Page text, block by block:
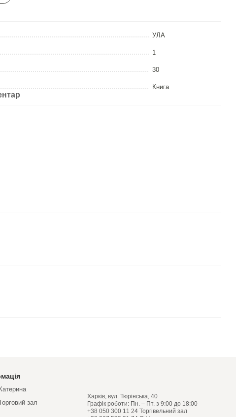
УЛА
1
30
Книга
зал
Харків, вул. Тюрінська, 40
Графік роботи: Пн. – Пт. з 9:00 до 18:00
+38 050 300 11 24 Торгівельний зал